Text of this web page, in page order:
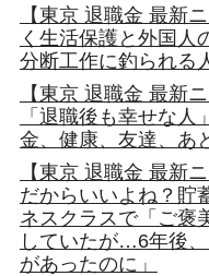
【東京 退職金 最新
く生活保護と外国人
分断工作に釣られる
【東京 退職金 最新
「退職後も幸せな
金、健康、友達、あ
【東京 退職金 最新
だからいいよね？貯
ネスクラスで「ご褒
していたが…6年後
があったのに」